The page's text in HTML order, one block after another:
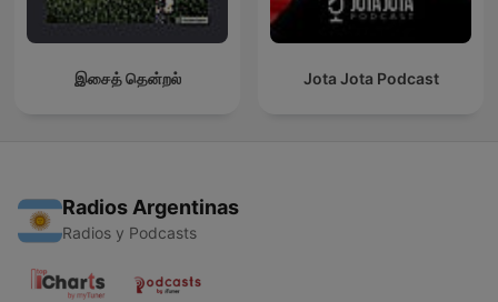
இசைத் தென்றல் Jota Jota Podcast
Radios Argentinas
Radios y Podcasts